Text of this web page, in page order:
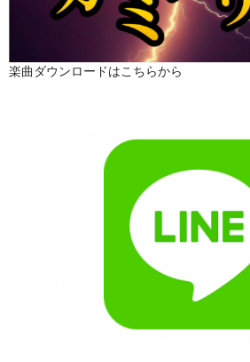
楽曲ダウンロードはこちらから